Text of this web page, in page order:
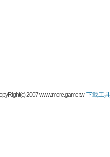
2007 www.more.game.tw下載工